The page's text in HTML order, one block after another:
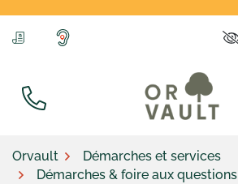
Orvault
Démarches et services
Démarches & foire aux questions